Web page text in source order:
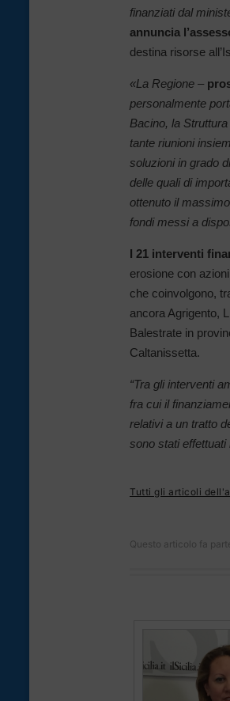
finanziati dal
annuncia
destina risorse
«La Regione –
personalmente
Bacino, la
tante riunioni
soluzioni in grado
delle quali di
ottenuto il
fondi messi a
I 21 interventi
erosione con
che coinvolgono,
ancora Agrigento,
Balestrate in
Caltanissetta.
“Tra gli interventi
fra cui il
relativi a un tratto
sono stati
Tutti gli articoli
Questo articolo fa